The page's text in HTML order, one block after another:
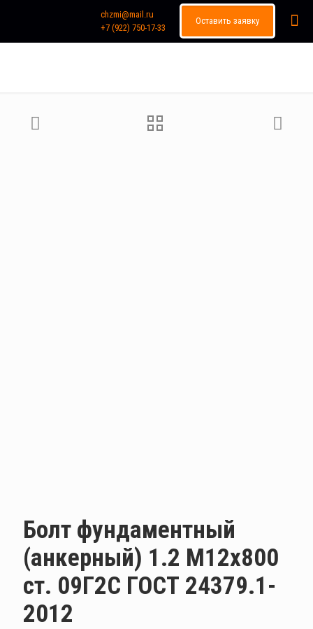
chzmi@mail.ru
+7 (922) 750-17-33
Оставить заявку
Болт фундаментный
(анкерный) 1.2 М12х800
ст. 09Г2С ГОСТ 24379.1-
2012